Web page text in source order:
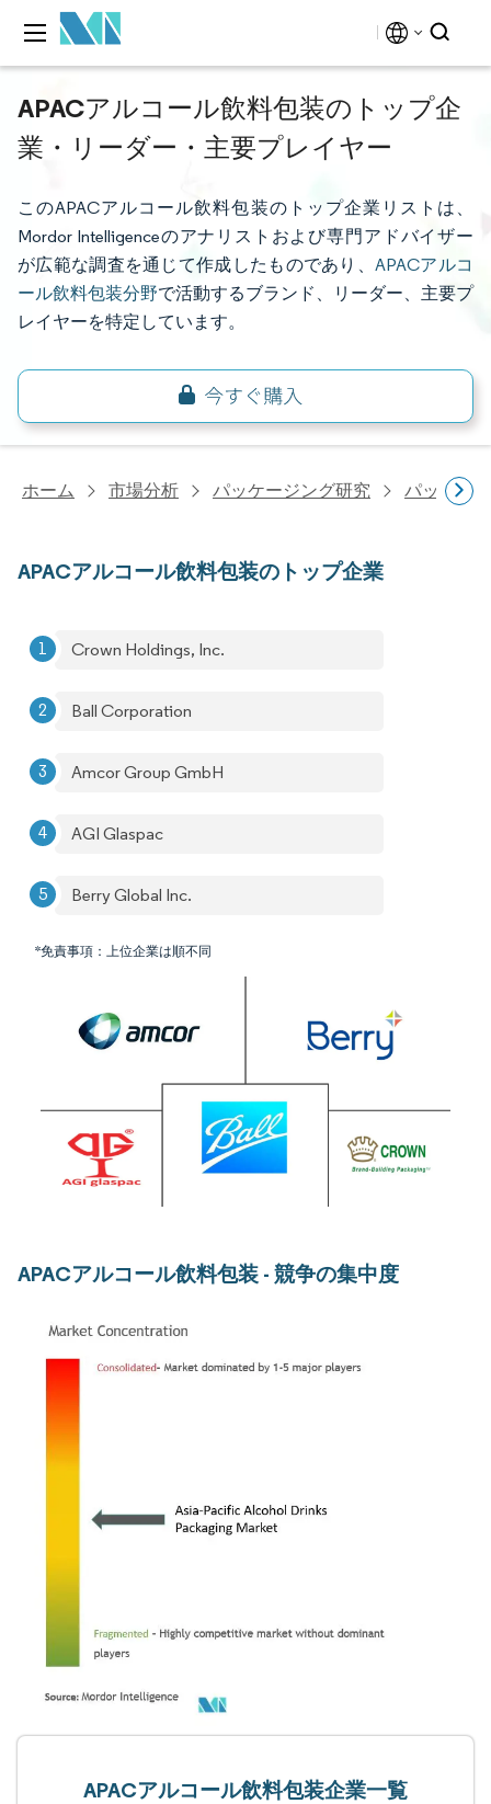
APACアルコール飲料包装のトップ企
業・リーダー・主要プレイヤー
このAPACアルコール飲料包装のトップ企業リストは、
Mordor Intelligenceのアナリストおよび専門アドバイザー
が広範な調査を通じて作成したものであり、APACアルコ
ール飲料包装分野で活動するブランド、リーダー、主要プ
レイヤーを特定しています。
ホーム 市場分析 パッケージング研究 パッケー
APACアルコール飲料包装のトップ企業
Crown Holdings, Inc.
Ball Corporation
Amcor Group GmbH
AGI Glaspac
Berry Global Inc.
*免責事項：上位企業は順不同
APACアルコール飲料包装 - 競争の集中度
APACアルコール飲料包装企業一覧